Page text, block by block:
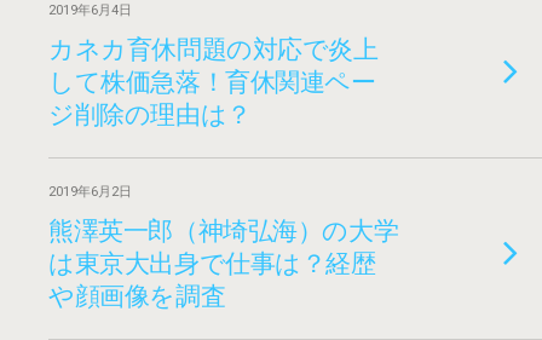
2019年6月4日
カネカ育休問題の対応で炎上
して株価急落！育休関連ペー
ジ削除の理由は？
2019年6月2日
熊澤英一郎（神埼弘海）の大学
は東京大出身で仕事は？経歴
や顔画像を調査